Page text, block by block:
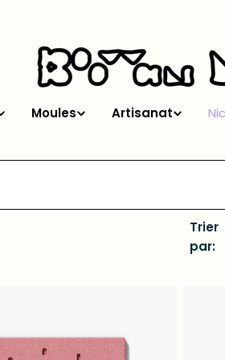
Moules Artisanat
Trier
par: